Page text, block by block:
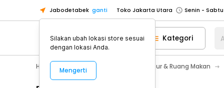
Jabodetabek ganti Toko Jakarta Utara
Toko Tangerang
Toko Cikupa
Pick n Go Jakarta Barat
Senin -
Pick n Go Bekasi
Senin - Jumat
Senin - Jumat
Kategori
Home Appliance Perlengkapan Dapur & Ruang Makan
Silakan ubah lokasi store sesuai
dengan lokasi Anda.
Mengerti